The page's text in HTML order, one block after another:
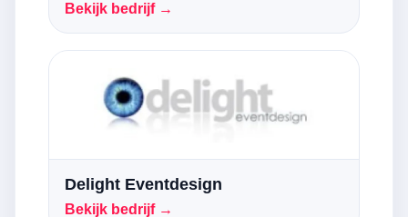
Bekijk bedrijf →
Delight Eventdesign
Bekijk bedrijf →